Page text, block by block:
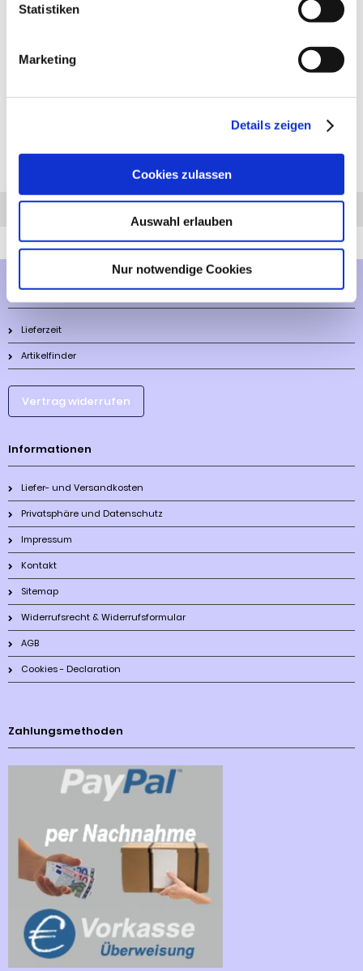
Statistiken
Marketing
Details zeigen
Cookies zulassen
Auswahl erlauben
Nur notwendige Cookies
Anhängerkupplung starr, feststehend. Lieferumfang für die
Kupplungskugel, Schraubensatz, Nachrüsten Montageanleitung
u. Gutachten. Bei Fragen zur ausgewählten Anhängerkupplung
Anhängelast: 1600 kg
Diesen Artikel haben wir am 14.12.2023 in unseren Katalog aufgenommen.
Mehr über...
Lieferzeit
Artikelfinder
Vertrag widerrufen
Informationen
Liefer- und Versandkosten
Privatsphäre und Datenschutz
Impressum
Kontakt
Sitemap
Widerrufsrecht & Widerrufsformular
AGB
Cookies - Declaration
Zahlungsmethoden